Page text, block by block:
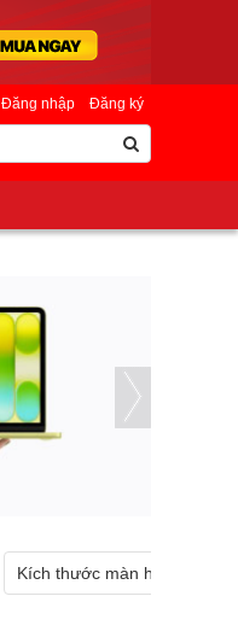
Đăng nhập Đăng ký
Kích thước màn hình